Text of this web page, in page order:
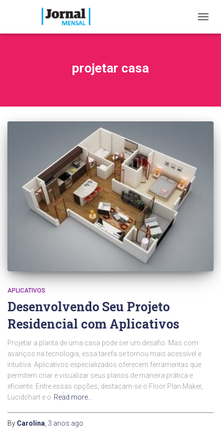
projetar casa
APLICATIVOS
Desenvolvendo Seu Projeto
Residencial com Aplicativos
Projetar a planta de uma casa pode ser um desafio. Mas com
avanços na tecnologia, essa tarefa se tornou mais acessível e
intuitiva. Aplicativos especializados oferecem ferramentas que
permitem criar e visualizar seus planos de maneira prática e
eficiente. Entre essas opções, destacam-se o Floor Plan Maker,
Lucidchart e o Read more…
By Carolina 3 anos ago